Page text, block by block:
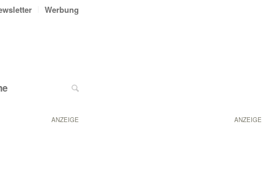
ANZEIGE
Werbung
ANZEIGE